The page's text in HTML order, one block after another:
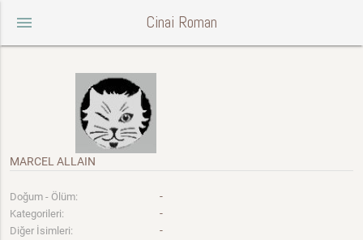
menu Cinai Roman
MARCEL ALLAIN
Doğum - Ölüm: -
Kategorileri: -
Diğer İsimleri: -